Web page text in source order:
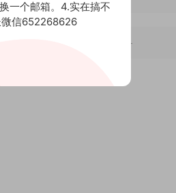
。后期屋提供AE模板代改服务
一个邮箱。4.实在搞不
微信652268626